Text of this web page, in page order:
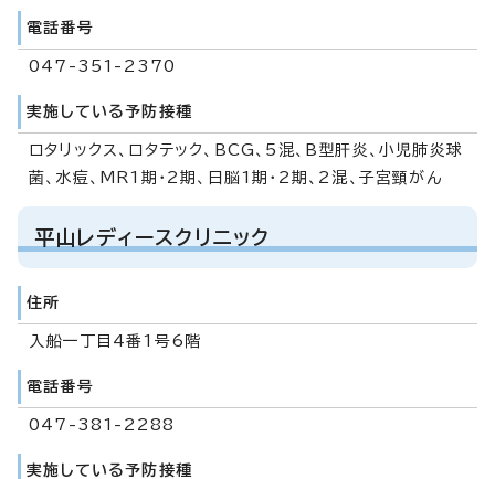
電話番号
047-351-2370
実施している予防接種
ロタリックス、ロタテック、BCG、5混、B型肝炎、小児肺炎球
菌、水痘、MR1期・2期、日脳1期・2期、2混、子宮頸がん
平山レディースクリニック
住所
入船一丁目4番1号6階
電話番号
047-381-2288
実施している予防接種